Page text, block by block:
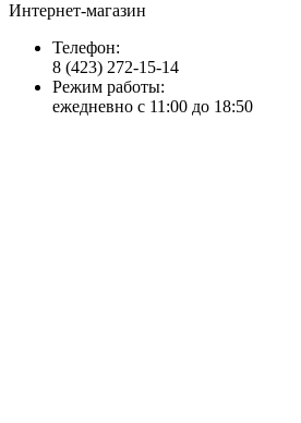
Интернет-магазин
Телефон:
8 (423) 272-15-14
Режим работы:
ежедневно с 11:00 до 18:50